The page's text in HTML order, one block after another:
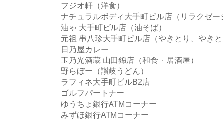
フジオ軒（洋食）
ナチュラルボディ大手町ビル店（リラクゼー
油ゃ 大手町ビル店（油そば）
元祖 串八珍大手町ビル店（やきとり、やき
日乃屋カレー
玉乃光酒蔵 山田錦店（和食・居酒屋）
野らぼー（讃岐うどん）
ラフィネ大手町ビルB2店
ゴルフパートナー
ゆうちょ銀行ATMコーナー
みずほ銀行ATMコーナー